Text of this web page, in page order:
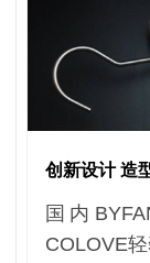
创新设计 造
国内
COLOVE